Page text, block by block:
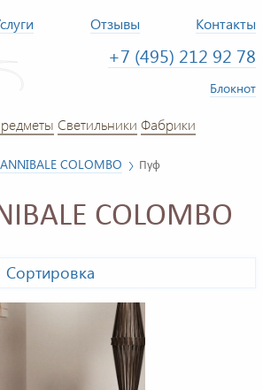
Отзывы Контакты
+7 (495) 212 92 78
Блокнот
Светильники Фабрики
ANNIBALE COLOMBO Пуф
COLOMBO
Сортировка